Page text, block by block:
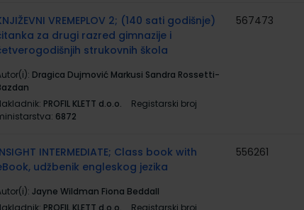
VREMEPLOV 2; (140 sati godišnje)
za drugi razred gimnazije i
strukovnih škola
Dragica Dujmović Markusi Sandra Rossetti-
PROFIL KLETT d.o.o.
Registarski broj
6872
567473
INTERMEDIATE; Class book with
udžbenik engleskog jezika
Jayne Wildman Fiona Beddall
PROFIL KLETT d.o.o.
Registarski broj
556261